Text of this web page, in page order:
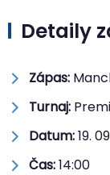
Detaily
Zápas:
Turnaj:
Datum:19.
Čas:14:00